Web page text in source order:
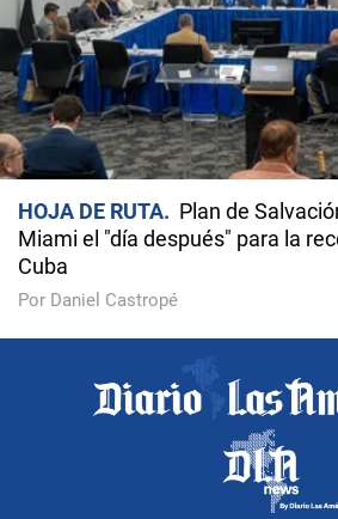
HOJA DE RUTA
Plan de
Miami el "día después" para la
Cuba
Por Daniel Castropé